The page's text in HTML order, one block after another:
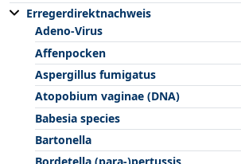
Erregerdirektnachweis
Adeno-Virus
Affenpocken
Aspergillus fumigatus
Atopobium vaginae (DNA)
Babesia species
Bartonella